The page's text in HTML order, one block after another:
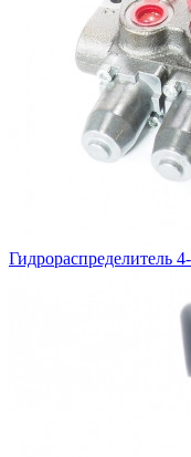
Гидрораспределитель